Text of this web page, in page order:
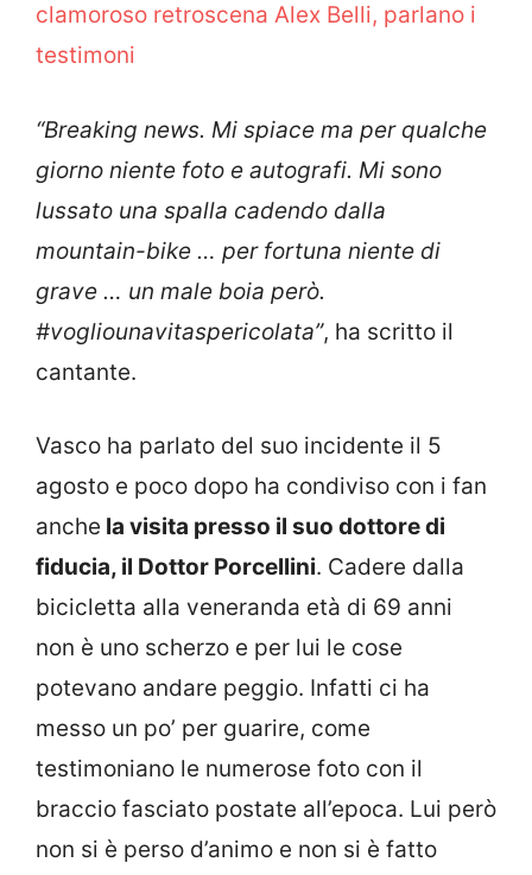
clamoroso retroscena Alex Belli, parlano i
testimoni
“Breaking news. Mi spiace ma per qualche
giorno niente foto e autografi. Mi sono
lussato una spalla cadendo dalla
mountain-bike … per fortuna niente di
grave … un male boia però.
#vogliounavitaspericolata”, ha scritto il
cantante.
Vasco ha parlato del suo incidente il 5
agosto e poco dopo ha condiviso con i fan
anche la visita presso il suo dottore di
fiducia, il Dottor Porcellini. Cadere dalla
bicicletta alla veneranda età di 69 anni
non è uno scherzo e per lui le cose
potevano andare peggio. Infatti ci ha
messo un po’ per guarire, come
testimoniano le numerose foto con il
braccio fasciato postate all’epoca. Lui però
non si è perso d’animo e non si è fatto